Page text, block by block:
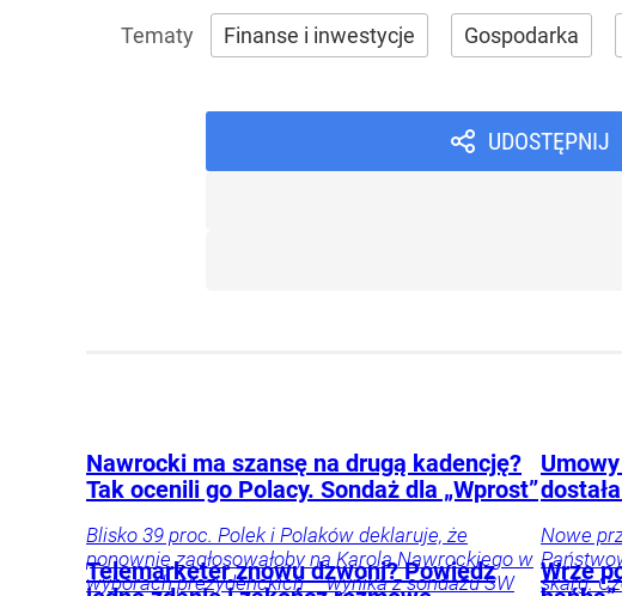
Finanse i inwestycje Gospodarka
UDOSTĘPNIJ
Nawrocki ma szansę na drugą kadencję?
Tak ocenili go Polacy. Sondaż dla „Wprost”
Blisko 39 proc. Polek i Polaków deklaruje, że
ponownie zagłosowałoby na Karola Nawrockiego w
wyborach prezydenckich – wynika z sondażu SW
Nowe
skarg.
Telemarketer znowu dzwoni? Powiedz
Wrze